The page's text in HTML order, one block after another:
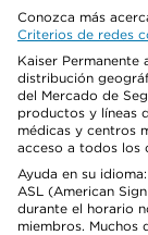
Conozca más
Criterios de redes
Kaiser Permanente
distribución
del Mercado de
productos y líneas
médicas y centros
acceso a todos los
Ayuda en su
ASL (American
durante el horario
miembros. Muchos